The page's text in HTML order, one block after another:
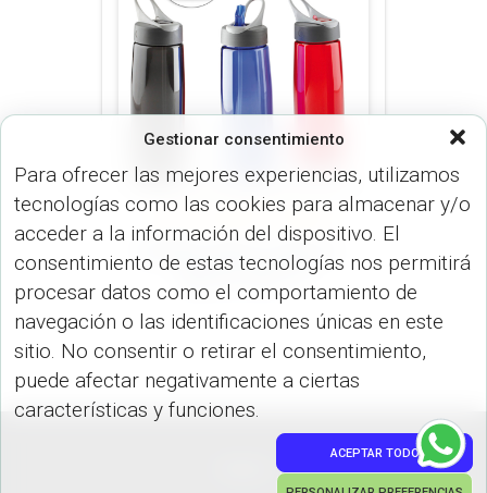
Gestionar consentimiento
Para ofrecer las mejores experiencias, utilizamos
tecnologías como las cookies para almacenar y/o
acceder a la información del dispositivo. El
consentimiento de estas tecnologías nos permitirá
procesar datos como el comportamiento de
navegación o las identificaciones únicas en este
sitio. No consentir o retirar el consentimiento,
puede afectar negativamente a ciertas
características y funciones.
ACEPTAR TODO
BOTILITOS (MUGS & TERMOS)
Botilito Sport Laguna –